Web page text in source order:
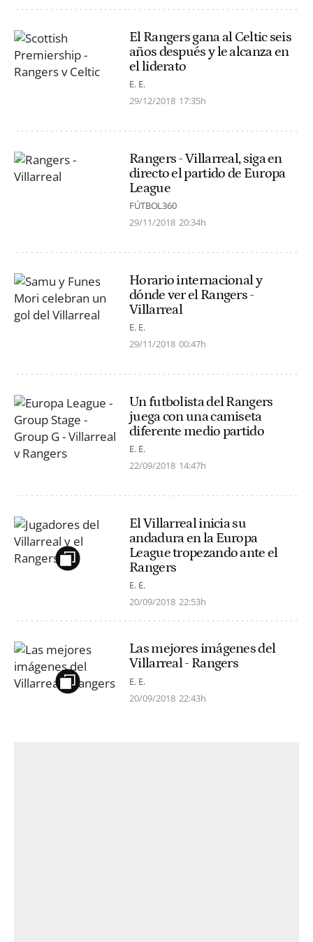
El Rangers gana al Celtic seis
años después y le alcanza en
el liderato
E. E.
29/12/2018 17:35h
Rangers - Villarreal, siga en
directo el partido de Europa
League
FÚTBOL360
29/11/2018 20:34h
Horario internacional y
dónde ver el Rangers -
Villarreal
E. E.
29/11/2018 00:47h
Un futbolista del Rangers
juega con una camiseta
diferente medio partido
E. E.
22/09/2018 14:47h
El Villarreal inicia su
andadura en la Europa
League tropezando ante el
Rangers
E. E.
20/09/2018 22:53h
Las mejores imágenes del
Villarreal - Rangers
E. E.
20/09/2018 22:43h